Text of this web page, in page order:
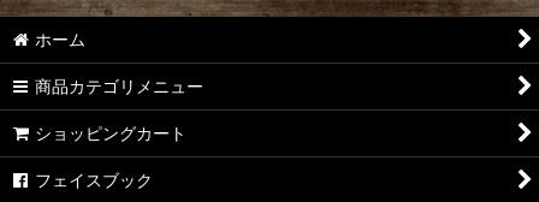
ホーム
商品カテゴリメニュー
ショッピングカート
フェイスブック